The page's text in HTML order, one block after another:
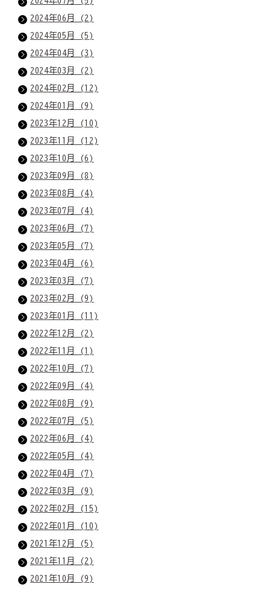
2024年06月 (2)
2024年05月 (5)
2024年04月 (3)
2024年03月 (2)
2024年02月 (12)
2024年01月 (9)
2023年12月 (10)
2023年11月 (12)
2023年10月 (6)
2023年09月 (8)
2023年08月 (4)
2023年07月 (4)
2023年06月 (7)
2023年05月 (7)
2023年04月 (6)
2023年03月 (7)
2023年02月 (9)
2023年01月 (11)
2022年12月 (2)
2022年11月 (1)
2022年10月 (7)
2022年09月 (4)
2022年08月 (9)
2022年07月 (5)
2022年06月 (4)
2022年05月 (4)
2022年04月 (7)
2022年03月 (9)
2022年02月 (15)
2022年01月 (10)
2021年12月 (5)
2021年11月 (2)
2021年10月 (9)